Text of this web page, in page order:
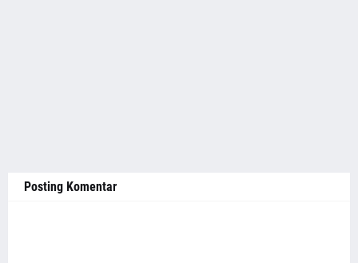
Posting Komentar